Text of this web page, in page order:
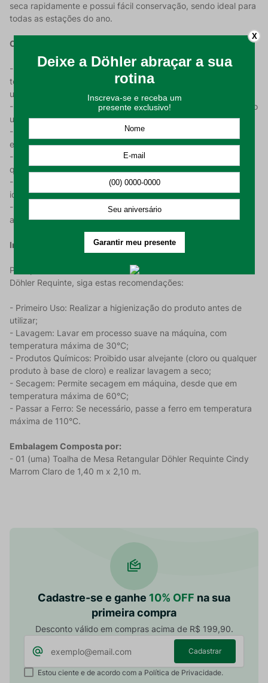
seca rapidamente e possui fácil conservação, sendo ideal para
todas as estações do ano.
Características do Produto:
- Tecnologia Jacquard: O design em jacquard apresenta
texturas trabalhadas na própria trama do tecido, conferindo
um visual rico e detalhado;
- Material de Alta Performance: 100% Poliéster, proporcionando
uma peça leve, resistente e de secagem rápida;
- Gramatura de 200 g/m²: Densidade ideal para garantir um
excelente caimento e proteção para sua mesa;
- Acabamento de Luxo: Fino acabamento que reforça a
qualidade e a estética premium da peça;
- Formato e Tamanho: Retangular, medindo 1,40 m x 2,10 m,
ideal para mesas de 6 lugares;
- Cor Marrom Claro: Tonalidade versátil e elegante que traz
aconchego ao ambiente.
Instruções de Uso e Conservação:
Para preservar a beleza e a textura da sua Toalha de Mesa
Döhler Requinte, siga estas recomendações:
- Primeiro Uso: Realizar a higienização do produto antes de
utilizar;
- Lavagem: Lavar em processo suave na máquina, com
temperatura máxima de 30°C;
- Produtos Químicos: Proibido usar alvejante (cloro ou qualquer
produto à base de cloro) e realizar lavagem a seco;
- Secagem: Permite secagem em máquina, desde que em
temperatura máxima de 60°C;
- Passar a Ferro: Se necessário, passe a ferro em temperatura
máxima de 110°C.
Embalagem Composta por:
- 01 (uma) Toalha de Mesa Retangular Döhler Requinte Cindy
Marrom Claro de 1,40 m x 2,10 m.
Cadastre-se e ganhe 10% OFF na sua
primeira compra
Desconto válido em compras acima de R$ 199,90.
Cadastrar
Estou ciente e de acordo com a Política de Privacidade.
X